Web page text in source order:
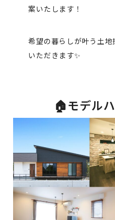
案いたします！
希望の暮らしが叶う土
いただきます✨
🏠モデル